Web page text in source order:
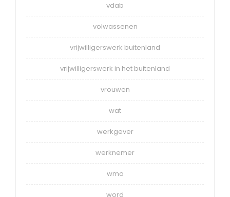
vdab
volwassenen
vrijwilligerswerk buitenland
vrijwilligerswerk in het buitenland
vrouwen
wat
werkgever
werknemer
wmo
word